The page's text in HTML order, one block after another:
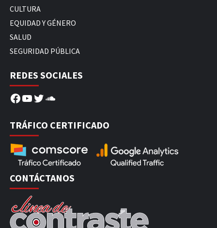
CULTURA
EQUIDAD Y GÉNERO
SALUD
SEGURIDAD PÚBLICA
REDES SOCIALES
Facebook
YouTube
Twitter
SoundCloud
TRÁFICO CERTIFICADO
CONTÁCTANOS